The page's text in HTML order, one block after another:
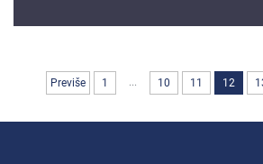
Previše 1 ... 10 11 12